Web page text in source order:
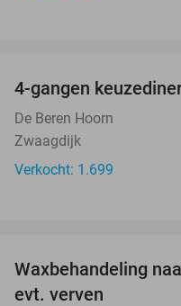
4-gangen
De Beren Hoorn
Zwaagdijk
Verkocht: 1.699
Waxbehandeling
evt. verven